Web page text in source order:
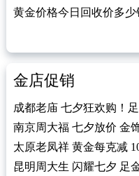
黄金价格今日回收价多少
金店促销
成都老庙 七夕狂欢购！
南京周大福 七夕放价 金
太原老凤祥 黄金每克减
昆明周大生 闪耀七夕 足